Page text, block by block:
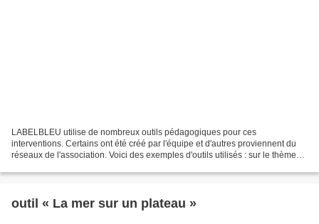
LABELBLEU utilise de nombreux outils pédagogiques pour ces
interventions. Certains ont été créé par l'équipe et d'autres proviennent du
réseaux de l'association. Voici des exemples d'outils utilisés : sur le thème
outil « La mer sur un plateau »